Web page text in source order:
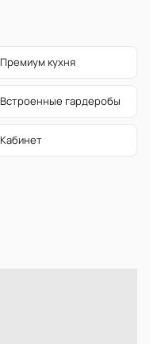
Премиум кухня
Встроенные гардеробы
Кабинет